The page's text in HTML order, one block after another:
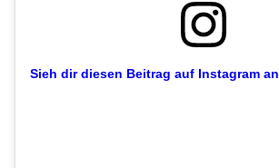
Sieh dir diesen Beitrag auf Instagram an